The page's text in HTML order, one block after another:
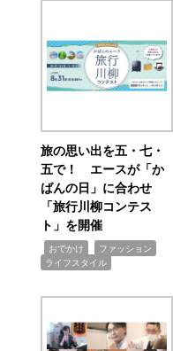
旅の思い出を五・七・
五で！ エースが「か
ばんの日」に合わせ
「旅行川柳コンテス
ト」を開催
おでかけ ファッション
ライフスタイル